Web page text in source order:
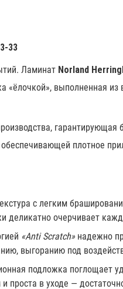
33
Ламинат Norland
«ёлочкой», выполненная
плотное
с легким
деликатно очерчивает
«Anti Scratch» надежно
выгоранию под
подложка
проста в уходе —